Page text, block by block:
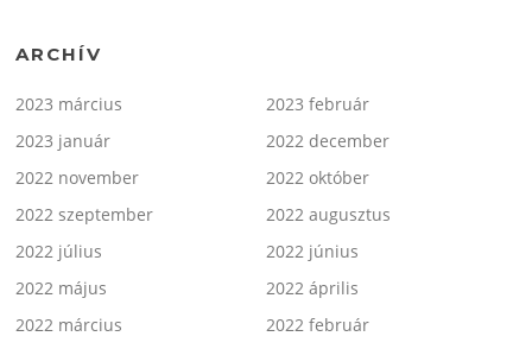
ARCHÍV
2023 március
2023 február
2023 január
2022 december
2022 november
2022 október
2022 szeptember
2022 augusztus
2022 július
2022 június
2022 május
2022 április
2022 március
2022 február